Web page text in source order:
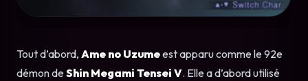
Tout d’abord, Ame no Uzumeest apparu comme le 92e
démon de Shin Megami Tensei V. Elle a d’abord utilisé